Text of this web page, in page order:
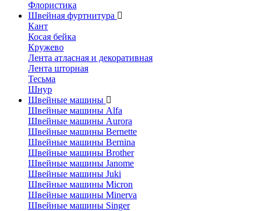
Флористика
Швейная фуртнитура
Кант
Косая бейка
Кружево
Лента aтласная и декоративная
Лента шторная
Тесьма
Шнур
Швейные машины
Швейные машины Alfa
Швейные машины Aurora
Швейные машины Bernette
Швейные машины Bernina
Швейные машины Brother
Швейные машины Janome
Швейные машины Juki
Швейные машины Micron
Швейные машины Minerva
Швейные машины Singer